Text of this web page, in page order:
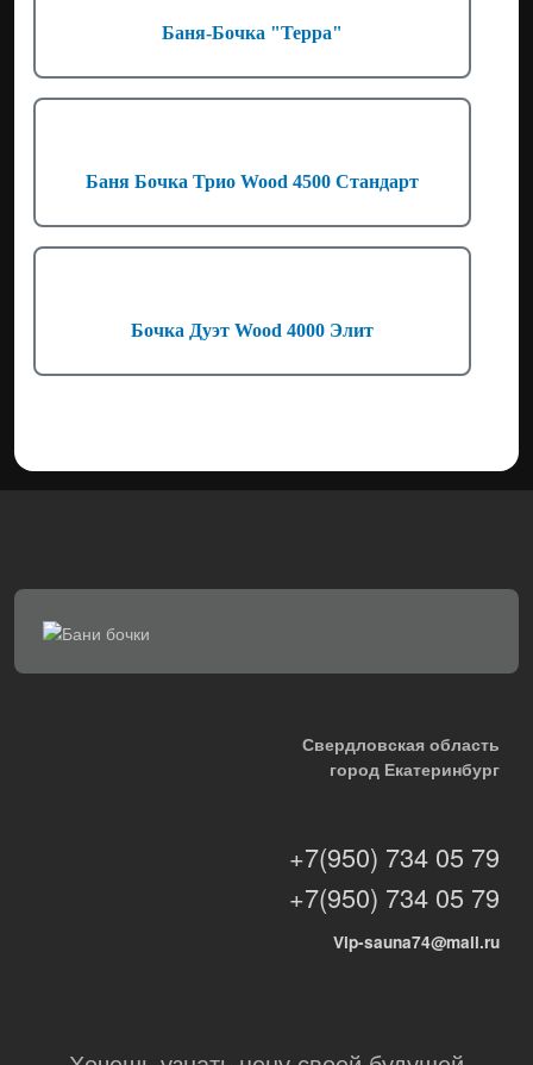
Баня-Бочка "Терра"
Баня Бочка Трио Wood 4500 Стандарт
Бочка Дуэт Wood 4000 Элит
Свердловская область
город Екатеринбург
+7(950) 734 05 79
+7(950) 734 05 79
Vip-sauna74@mail.ru